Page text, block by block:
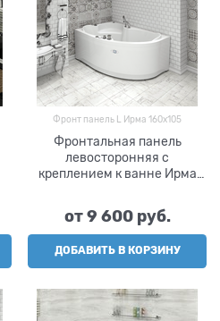
Фронт панель L Ирма 160х105
Фронтальная панель
левосторонняя с
креплением к ванне Ирма
от9 600 руб.
ДОБАВИТЬ В КОРЗИНУ